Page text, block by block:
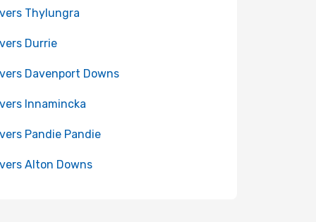
Thylungra
Durrie
Davenport Downs
Innamincka
Pandie Pandie
Alton Downs